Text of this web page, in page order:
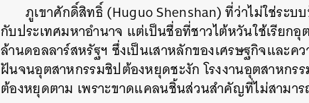
ภูเขาศักดิ์สิทธิ์ (Huguo Shenshan) ที่ว่าไม่ใช่ระ
กับประเทศมหาอำนาจ แต่เป็นชื่อที่ชาวไต้หวันใช้เรียก
ล้านดอลลาร์สหรัฐฯ ซึ่งเป็นเสาหลักของเศรษฐกิจและค
ฝันจนอุตสาหกรรมชิปต้องหยุดชะงัก โรงงานอุตสาหกร
ต้องหยุดตาม เพราะขาดแคลนชิ้นส่วนสำคัญที่ไม่สามา